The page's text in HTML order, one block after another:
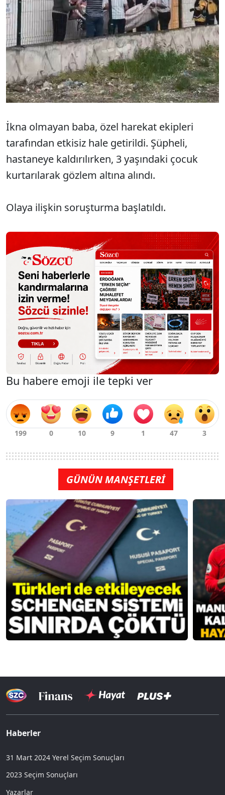
İkna olmayan baba, özel harekat ekipleri
tarafından etkisiz hale getirildi. Şüpheli,
hastaneye kaldırılırken, 3 yaşındaki çocuk
kurtarılarak gözlem altına alındı.
Olaya ilişkin soruşturma başlatıldı.
Bu habere emoji ile tepki ver
GÜNÜN MANŞETLERİ
Haberler
31 Mart 2024 Yerel Seçim Sonuçları
2023 Seçim Sonuçları
Yazarlar